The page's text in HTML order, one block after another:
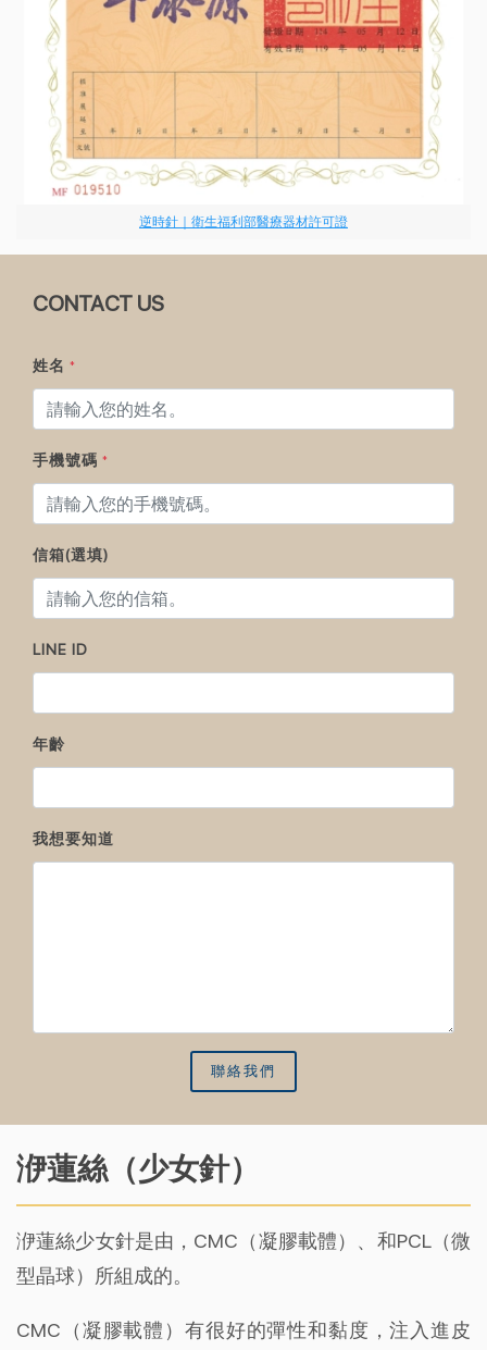
逆時針｜衛生福利部醫療器材許可證
CONTACT US
姓名 *
手機號碼 *
信箱(選填)
LINE ID
年齡
我想要知道
聯絡我們
洢蓮絲（少女針）
洢蓮絲少女針是由，CMC（凝膠載體）、和PCL（微
型晶球）所組成的。
CMC（凝膠載體）有很好的彈性和黏度，注入進皮